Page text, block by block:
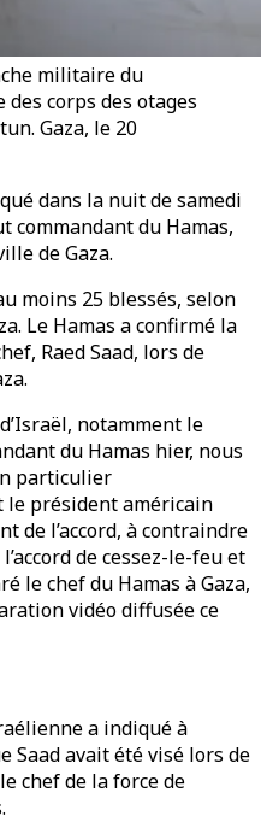
militaire du
corps des otages
Gaza, le 20
dans la nuit de samedi
commandant du Hamas,
de Gaza.
moins 25 blessés, selon
Le Hamas a confirmé la
Raed Saad, lors de
notamment le
du Hamas hier, nous
particulier
le président américain
de l’accord, à contraindre
de cessez-le-feu et
le chef du Hamas à Gaza,
vidéo diffusée ce
a indiqué à
Saad avait été visé lors de
chef de la force de